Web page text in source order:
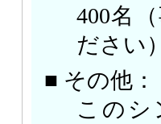
400名
ださい）
■ その他：
このシ